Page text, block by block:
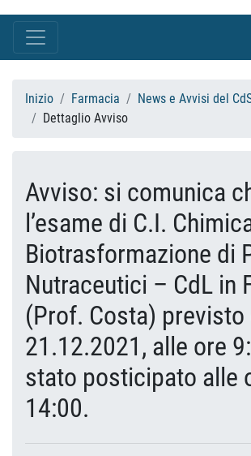
Inizio Farmacia
News e Avvisi del
Dettaglio Avviso
Avviso: si comunica
l’esame di C.I.
Biotrasformazione di
Nutraceutici – CdL in
(Prof. Costa) previsto
21.12.2021, alle ore
stato posticipato alle
14:00.